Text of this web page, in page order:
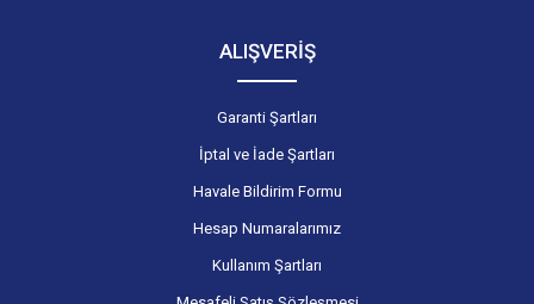
ALIŞVERİŞ
Garanti Şartları
İptal ve İade Şartları
Havale Bildirim Formu
Hesap Numaralarımız
Kullanım Şartları